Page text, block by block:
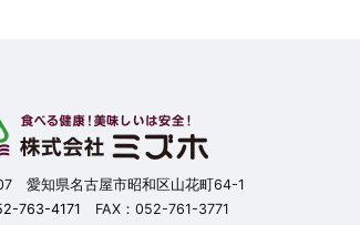
愛知県名古屋市昭和区山花町64-1
763-4171 FAX：052-761-3771